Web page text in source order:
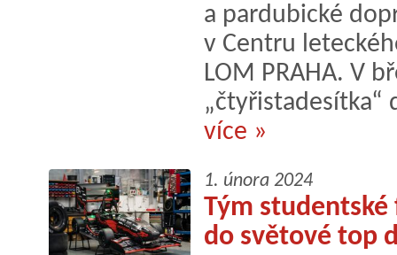
a pardubické
v Centru
LOM PRAHA. V
„čtyřistadesítka“
více »
1. února 2024
Tým studentské
do světové top